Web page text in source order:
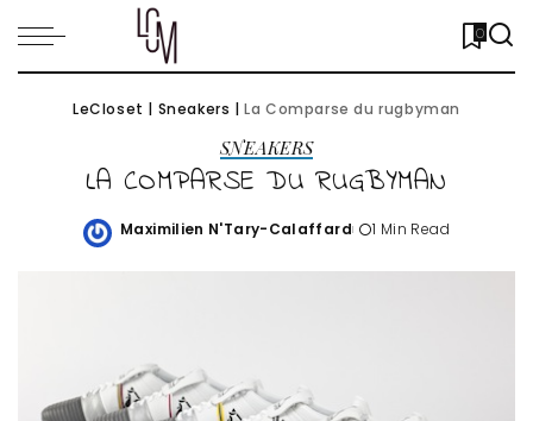
0
LeCloset | Sneakers |La Comparse du rugbyman
SNEAKERS
LA COMPARSE DU RUGBYMAN
Posted
Maximilien N'Tary-Calaffard 1 Min Read